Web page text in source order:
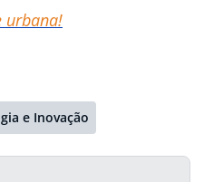
urbana!
e Inovação